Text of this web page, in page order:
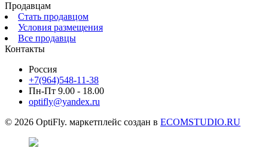
Продавцам
Стать продавцом
Условия размещения
Все продавцы
Контакты
Россия
+7(964)548-11-38
Пн-Пт 9.00 - 18.00
optifly@yandex.ru
© 2026 OptiFly. маркетплейс создан в ECOMSTUDIO.RU